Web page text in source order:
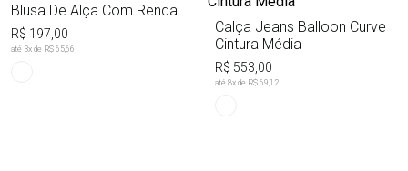
Blusa De Alça Com Renda
R$ 197,00
até 3x de R$ 65,66
Calça Jeans Balloon Curve
Cintura Média
R$ 553,00
até 8x de R$ 69,12